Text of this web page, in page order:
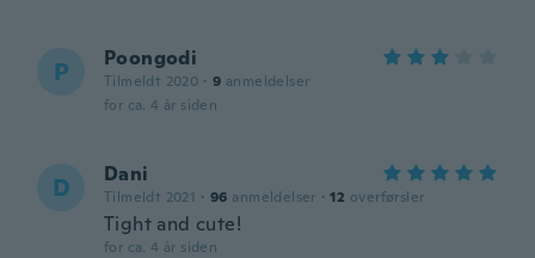
P Poongodi
Tilmeldt 2020 · 9 anmeldelser
for ca. 4 år siden
D Dani
Tilmeldt 2021 · 96 anmeldelser · 12 overførsler
Tight and cute!
for ca. 4 år siden